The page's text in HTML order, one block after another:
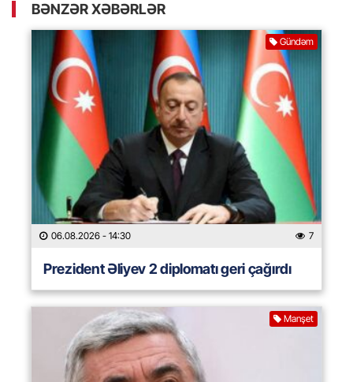
BƏNZƏR XƏBƏRLƏR
Gündəm
06.08.2026 - 14:30 7
Prezident Əliyev 2 diplomatı geri çağırdı
Manşet